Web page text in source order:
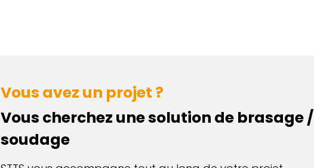
Vous avez un projet ?
Vous cherchez une solution de brasage /
soudage